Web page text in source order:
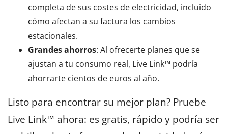
completa de sus costes de electricidad, incluido
cómo afectan a su factura los cambios
estacionales.
Grandes ahorros: Al ofrecerte planes que se
ajustan a tu consumo real, Live Link™ podría
ahorrarte cientos de euros al año.
Listo para encontrar su mejor plan? Pruebe
Live Link™ ahora: es gratis, rápido y podría ser